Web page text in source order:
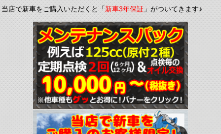
当店で新車をご購入いただくと「新車3年保証」がついてきます♪